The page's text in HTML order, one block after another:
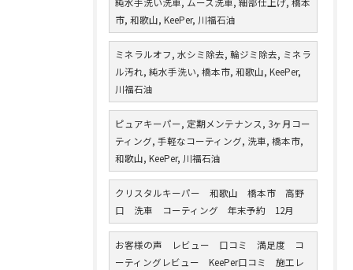
市, 和歌山, KeePer, 川福石油
ミネラルオフ, 水シミ除去, 輪ジミ除去, ミネラ
ル汚れ, 純水手洗い, 橋本市, 和歌山, KeePer,
川福石油
ピュアキーパー, 定期メンテナンス, 3ヶ月コー
ティング, 手軽なコーティング, 洗車, 橋本市,
和歌山, KeePer, 川福石油
クリスタルキーパー 和歌山 橋本市 高野
口 洗車 コーティング 年末予約 12月
お客様の声 レビュー 口コミ 満足度 コ
ーティングレビュー KeePer口コミ 施工レ